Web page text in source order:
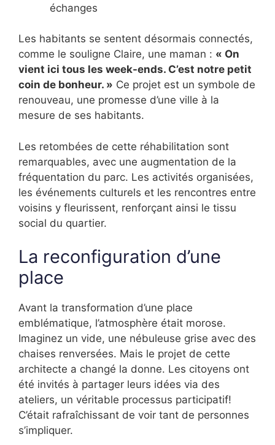
échanges
Les habitants se sentent désormais connectés,
comme le souligne Claire, une maman : « On
vient ici tous les week-ends. C’est notre petit
coin de bonheur. » Ce projet est un symbole de
renouveau, une promesse d’une ville à la
mesure de ses habitants.
Les retombées de cette réhabilitation sont
remarquables, avec une augmentation de la
fréquentation du parc. Les activités organisées,
les événements culturels et les rencontres entre
voisins y fleurissent, renforçant ainsi le tissu
social du quartier.
La reconfiguration d’une
place
Avant la transformation d’une place
emblématique, l’atmosphère était morose.
Imaginez un vide, une nébuleuse grise avec des
chaises renversées. Mais le projet de cette
architecte a changé la donne. Les citoyens ont
été invités à partager leurs idées via des
ateliers, un véritable processus participatif!
C’était rafraîchissant de voir tant de personnes
s’impliquer.